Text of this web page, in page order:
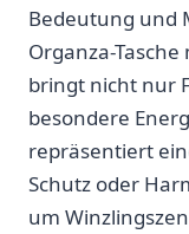
Bedeutung und
Organza-
bringt nicht nur
besondere
repräsentiert
Schutz oder
um